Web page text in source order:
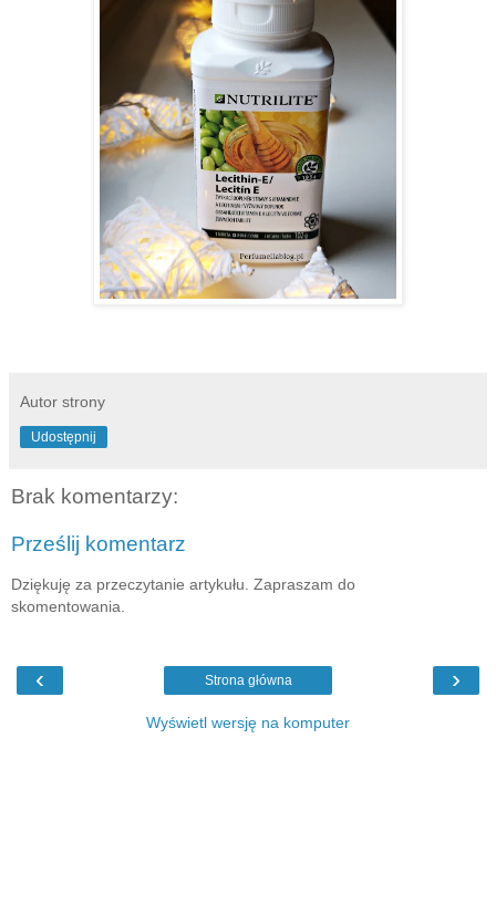
Autor strony
Udostępnij
Brak komentarzy:
Prześlij komentarz
Dziękuję za przeczytanie artykułu. Zapraszam do
skomentowania.
‹ ›
Strona główna
Wyświetl wersję na komputer